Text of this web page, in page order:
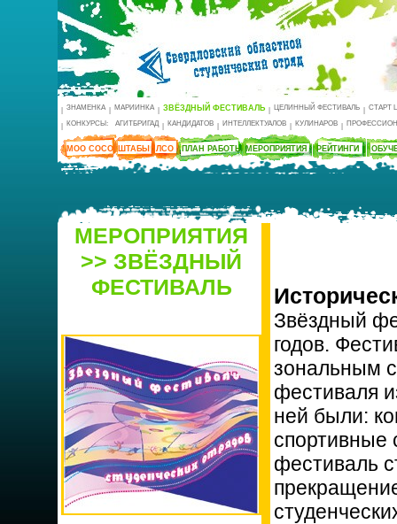
ЗНАМЕНКА МАРИИНКА ЗВЁЗДНЫЙ ФЕСТИВАЛЬ ЦЕЛИННЫЙ ФЕСТИВАЛЬ СТАРТ
КОНКУРСЫ: АГИТБРИГАД КАНДИДАТОВ ИНТЕЛЛЕКТУАЛОВ КУЛИНАРОВ
МОО СОСО ШТАБЫ ЛСО ПЛАН РАБОТЫ МЕРОПРИЯТИЯ РЕЙТИНГИ
МЕРОПРИЯТИЯ
>> ЗВЁЗДНЫЙ
ФЕСТИВАЛЬ
Звёздный
годов.
зональным
фестиваля
ней были:
спортивные
фестиваль